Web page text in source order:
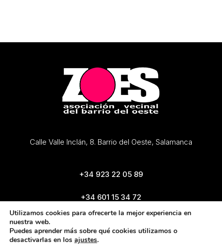
Calle Valle Inclán, 8. Barrio del Oeste, Salamanca
+34 923 22 05 89
+34 601 15 34 72
zoes@zoes.es
Utilizamos cookies para ofrecerte la mejor experiencia en
nuestra web.
Puedes aprender más sobre qué cookies utilizamos o
desactivarlas en los ajustes.